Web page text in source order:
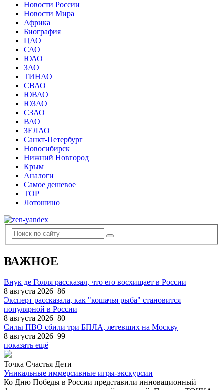
Новости России
Новости Мира
Африка
Биография
ЦАО
САО
ЮАО
ЗАО
ТИНАО
СВАО
ЮВАО
ЮЗАО
СЗАО
ВАО
ЗЕЛАО
Санкт-Петербург
Новосибирск
Нижний Новгород
Крым
Аналоги
Самое дешевое
TOP
Лотошино
ВАЖНОЕ
Внук де Голля рассказал, что его восхищает в России
8 августа 2026 86
Эксперт рассказала, как "кошачья рыба" становится
популярной в России
8 августа 2026 80
Силы ПВО сбили три БПЛА, летевших на Москву
8 августа 2026 99
показать ещё
Точка Счастья Дети
Уникальные иммерсивные игры-экскурсии
Ко Дню Победы в России представили инновационный